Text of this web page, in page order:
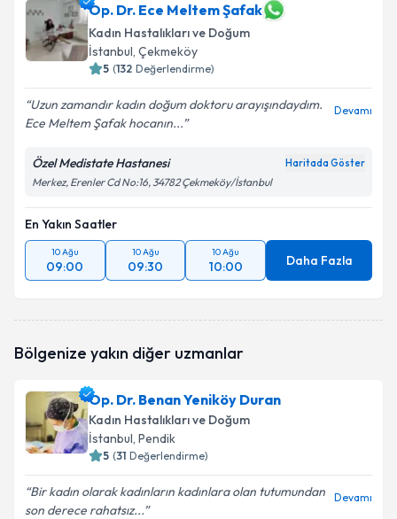
Op. Dr. Ece Meltem Şafak
Kadın Hastalıkları ve Doğum
İstanbul, Çekmeköy
5 (132 Değerlendirme)
Uzun zamandır kadın doğum doktoru arayışındaydım.
Ece Meltem Şafak hocanın...
Devamı
Özel Medistate Hastanesi Haritada Göster
Merkez, Erenler Cd No:16, 34782 Çekmeköy/İstanbul
En Yakın Saatler
10 Ağu
09:00
10 Ağu
09:30
10 Ağu
10:00 Daha Fazla
Bölgenize yakın diğer uzmanlar
Op. Dr. Benan Yeniköy Duran
Kadın Hastalıkları ve Doğum
İstanbul, Pendik
5 (31 Değerlendirme)
Bir kadın olarak kadınların kadınlara olan tutumundan
son derece rahatsız...
Devamı